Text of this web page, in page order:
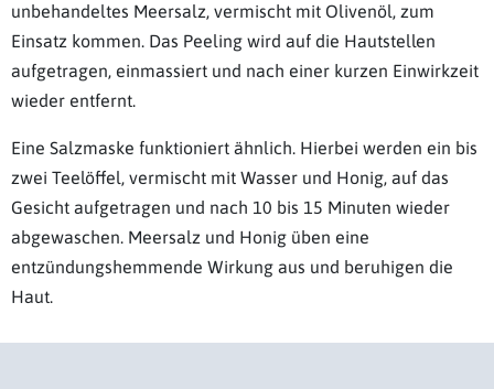
unbehandeltes Meersalz, vermischt mit Olivenöl, zum
Einsatz kommen. Das Peeling wird auf die Hautstellen
aufgetragen, einmassiert und nach einer kurzen Einwirkzeit
wieder entfernt.
Eine Salzmaske funktioniert ähnlich. Hierbei werden ein bis
zwei Teelöffel, vermischt mit Wasser und Honig, auf das
Gesicht aufgetragen und nach 10 bis 15 Minuten wieder
abgewaschen. Meersalz und Honig üben eine
entzündungshemmende Wirkung aus und beruhigen die
Haut.